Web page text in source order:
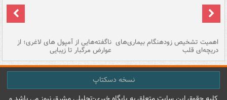
اهمیت تشخیص زودهنگام بیماری‌های
دریچه‌ای قلب
ناگفته‌هایی از آمپول های لاغری؛ از
عوارض مرگبار تا زیبایی
نسخه دسکتاپ